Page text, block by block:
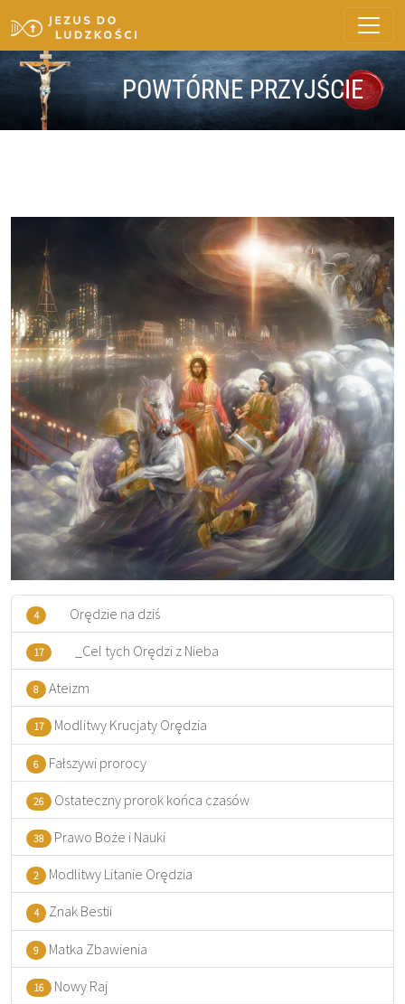
POWTÓRNE PRZYJŚCIE
4 Orędzie na dziś
17 _Cel tych Orędzi z Nieba
8 Ateizm
17 Modlitwy Krucjaty Orędzia
6 Fałszywi prorocy
26 Ostateczny prorok końca czasów
38 Prawo Boże i Nauki
2 Modlitwy Litanie Orędzia
4 Znak Bestii
9 Matka Zbawienia
16 Nowy Raj